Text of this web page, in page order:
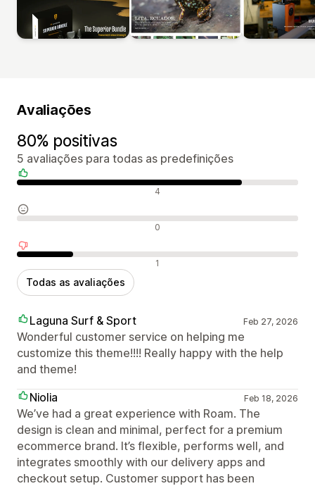
Avaliações
80% positivas
5 avaliações para todas as predefinições
Avaliações positivas 4
Avaliações neutras 0
Avaliações negativas 1
Todas as avaliações
Laguna Surf & Sport Feb 27, 2026
Wonderful customer service on helping me
customize this theme!!!! Really happy with the help
and theme!
Niolia
Feb 18, 2026
We’ve had a great experience with Roam. The
design is clean and minimal, perfect for a premium
ecommerce brand. It’s flexible, performs well, and
integrates smoothly with our delivery apps and
checkout setup. Customer support has been